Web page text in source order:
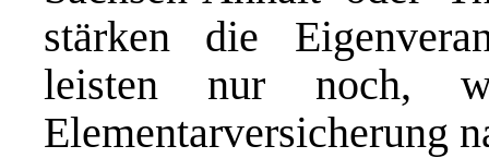
stärken die
leisten nur noch,
Elementarversicherung